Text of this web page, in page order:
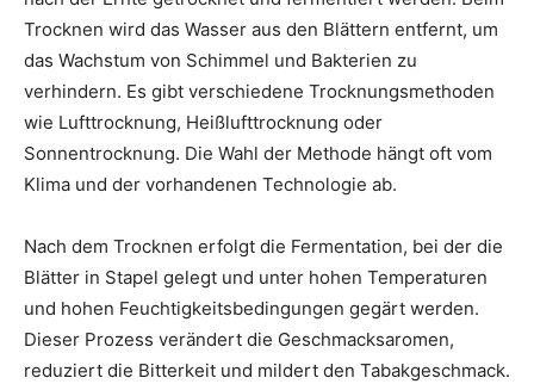
Trocknen wird das Wasser aus den Blättern entfernt, um
das Wachstum von Schimmel und Bakterien zu
verhindern. Es gibt verschiedene Trocknungsmethoden
wie Lufttrocknung, Heißlufttrocknung oder
Sonnentrocknung. Die Wahl der Methode hängt oft vom
Klima und der vorhandenen Technologie ab.
Nach dem Trocknen erfolgt die Fermentation, bei der die
Blätter in Stapel gelegt und unter hohen Temperaturen
und hohen Feuchtigkeitsbedingungen gegärt werden.
Dieser Prozess verändert die Geschmacksaromen,
reduziert die Bitterkeit und mildert den Tabakgeschmack.